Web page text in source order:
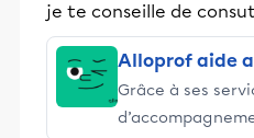
je te conseille de
Alloprof aide
Grâce à ses